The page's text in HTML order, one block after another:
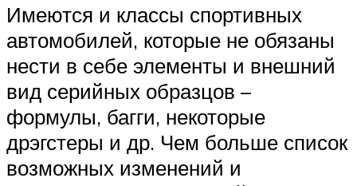
Имеются и классы спортивных
автомобилей, которые не обязаны
нести в себе элементы и внешний
вид серийных образцов –
формулы, багги, некоторые
дрэгстеры и др. Чем больше список
возможных изменений и